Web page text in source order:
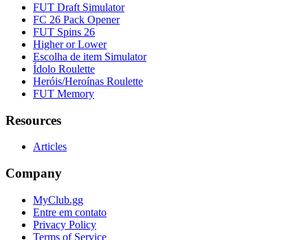
FUT Draft Simulator
FC 26 Pack Opener
FUT Spins 26
Higher or Lower
Escolha de item Simulator
Ídolo Roulette
Heróis/Heroínas Roulette
FUT Memory
Resources
Articles
Company
MyClub.gg
Entre em contato
Privacy Policy
Terms of Service